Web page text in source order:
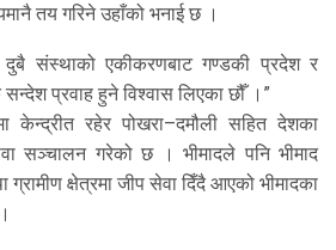
तय गरिने उहाँको भनाई छ ।
दुबै संस्थाको एकीकरणबाट गण्डकी प्रदेश र
प्रवाह हुने विश्वास लिएका छौँ ।”
केन्द्रीत रहेर पोखरा–दमौली सहित देशका
सञ्चालन गरेको छ । भीमादले पनि भीमाद
ग्रामीण क्षेत्रमा जीप सेवा दिँदै आएको भीमादका